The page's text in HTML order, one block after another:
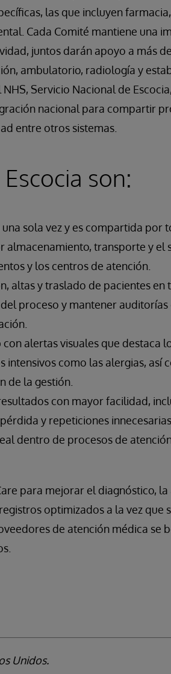
las que incluyen
Cada Comité mantiene una
juntos darán apoyo a más
ambulatorio, radiología y
Servicio Nacional de
nacional para compartir
entre otros sistemas.
son:
sola vez y es compartida por
almacenamiento, transporte y el
y los centros de atención.
altas y traslado de pacientes en
proceso y mantener
alertas visuales que destaca
como las alergias, así
de la gestión.
con mayor facilidad,
y repeticiones
dentro de procesos de
para mejorar el diagnóstico,
optimizados a la vez que
de atención médica se
Unidos.